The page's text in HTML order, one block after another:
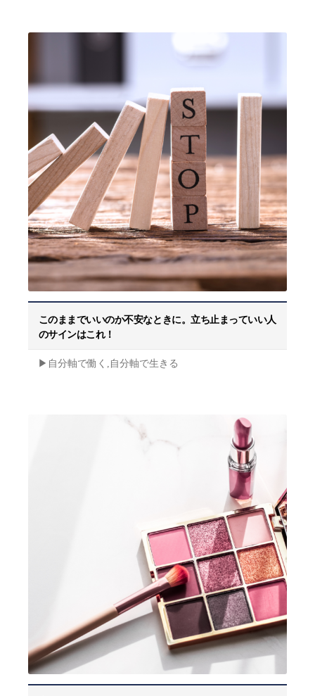
このままでいいのか不安なときに。立ち止まっていい人
のサインはこれ！
▶︎自分軸で働く,自分軸で生きる